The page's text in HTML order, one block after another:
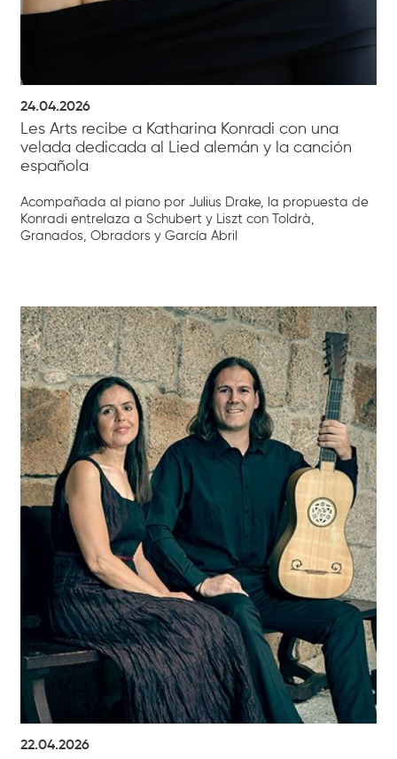
24.04.2026
Les Arts recibe a Katharina Konradi con una
velada dedicada al Lied alemán y la canción
española
Acompañada al piano por Julius Drake, la propuesta de
Konradi entrelaza a Schubert y Liszt con Toldrà,
Granados, Obradors y García Abril
22.04.2026